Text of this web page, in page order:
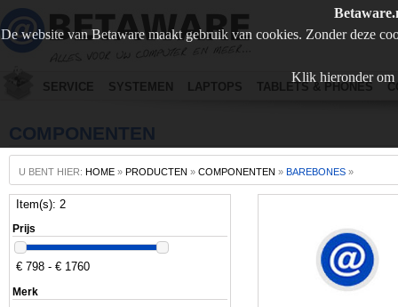
De website van Betaware maakt gebruik van cookies. Zonder deze
Klik hieronder om
SERVICE SYSTEMEN LAPTOPS TABLETS & PHONES
COMPONENTEN
U BENT HIER: HOME » PRODUCTEN » COMPONENTEN » BAREBONES »
Item(s): 2
Prijs
€ 798 - € 1760
Merk